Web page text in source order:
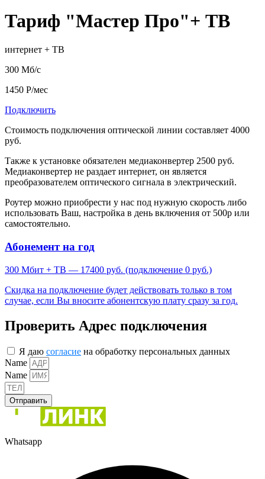
Тариф "Мастер Про"+ ТВ
интернет + ТВ
300 Мб/с
1450 Р/мес
Подключить
Стоимость подключения оптической линии составляет 4000
руб.
Также к установке обязателен медиаконвертер 2500 руб.
Медиаконвертер не раздает интернет, он является
преобразователем оптического сигнала в электрический.
Роутер можно приобрести у нас под нужную скорость либо
использовать Ваш, настройка в день включения от 500р или
самостоятельно.
Абонемент на год
300 Мбит + ТВ — 17400 руб. (подключение 0 руб.)
Скидка на подключение будет действовать только в том
случае, если Вы вносите абонентскую плату сразу за год.
Проверить Адрес подключения
Я даю согласие на обработку персональных данных
Name
Name
Отправить
Whatsapp